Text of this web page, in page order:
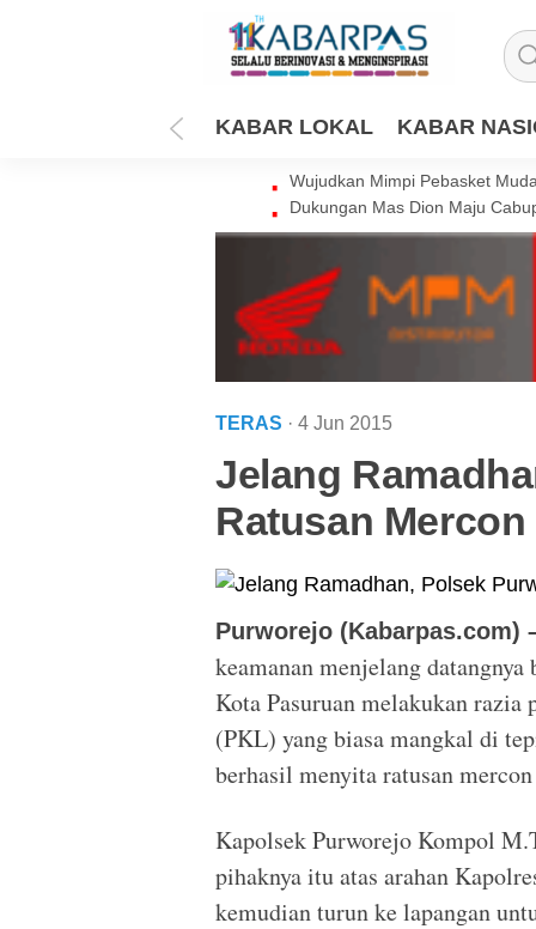
KABAR LOKAL KABAR
Wujudkan Mimpi Pebasket
Dukungan Mas Dion Maju
TERAS · 4 Jun 2015
Jelang
Ratusan
Purworejo (Kabarpas.com)
keamanan menjelang
Kota Pasuruan melakukan razia
(PKL) yang biasa mangkal di
berhasil menyita ratusan
Kapolsek Purworejo Kompol
pihaknya itu atas arahan
kemudian turun ke lapangan